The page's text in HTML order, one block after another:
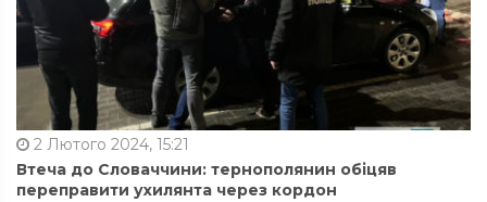
2 Лютого 2024, 15:21
Втеча до Словаччини: тернополянин обіцяв
переправити ухилянта через кордон